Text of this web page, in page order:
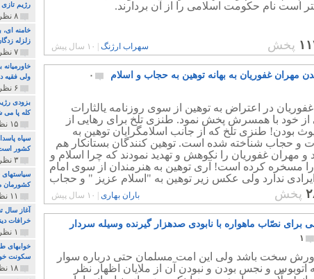
است نام حکومت اسلامی را از آن بردارند.
پخش سهراب ارژنگ ۱۰ سال پیش
مهران غفوریان به بهانه توهین به حجاب و اسلام ۰
در اعتراض به توهین از سوی روزنامه یالثارات
خود با همسرش پخش نمود. طنزی تلخ برای رهایی از
بودن! طنزی تلخ که از جانب اسلامگرایان توهین به
و حجاب شناخته شده است. توهین کنندگان بستانکار هم
و مهران غفوریان را نکوهش و تهدید نمودند که چرا اسلام و
مسخره کرده است! آری توهین به هنرمندان از سوی امام
ندارد ولی عکس زیر توهین به "اسلام عزیز " و حجاب
پخش باران بهاری ۱۰ سال پیش
برای نصّاب ماهواره با نابودی صدهزار گیرنده وسیله سردار
۱
سخت باشد ولی این امت مسلمان حتی درباره سوار
اتوبوس و نجس بودن و نبودن آن از ملایان اظهار نظر
رژیم تازی
۸ نظر و ۲۱۹ پخش
زلزله
۷ نظر و ۲۱۰ پخش
ولی فقیه
۶ نظر و ۱۵۷ پخش
بزودی
کله پا می
۱۵ نظر و ۳۲۷ پخش
سپاه
کشور
۳ نظر و ۱۶۲ پخش
کشورمان
۱۱ نظر و ۳۱۵ پخش
آغاز سال
خرافات
۱ نظر و ۷۴ پخش
خوابهای
سکونت
۱۸ نظر و ۸۹۷ پخش